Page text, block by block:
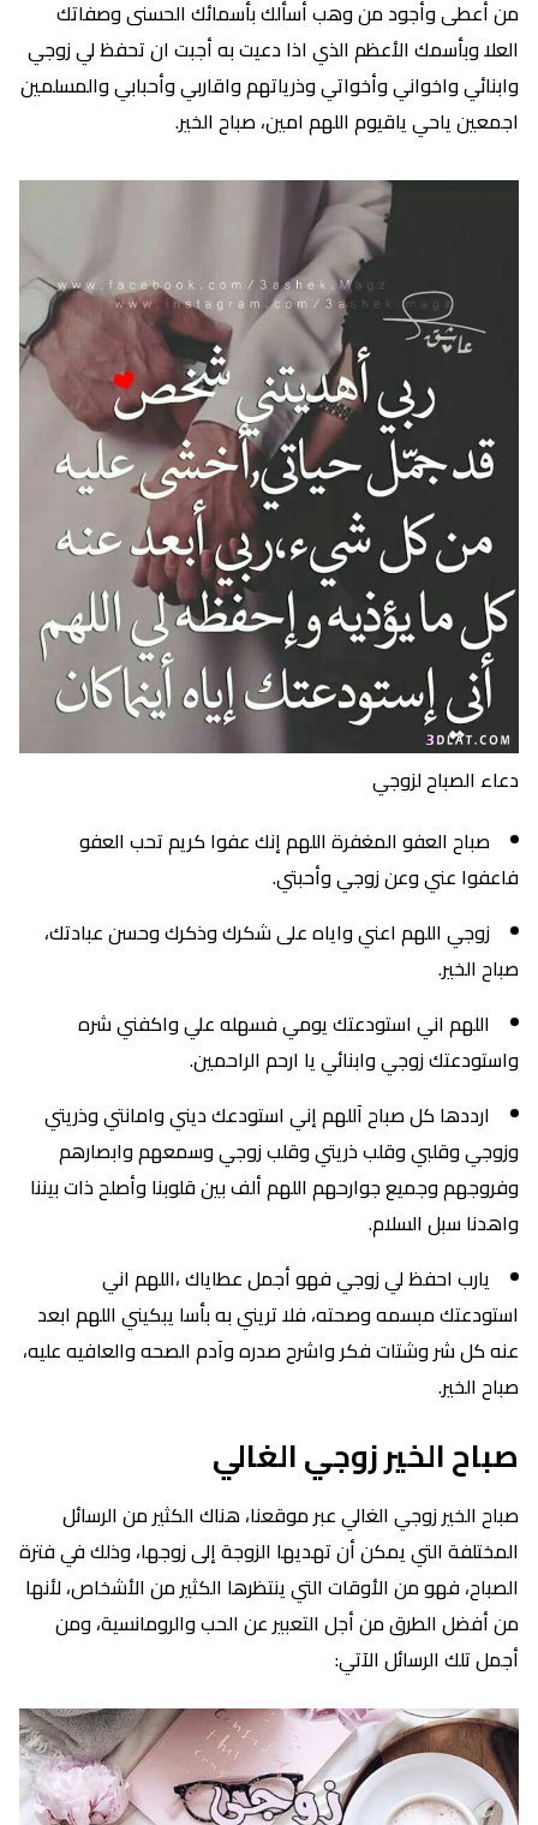
من أعطى وأجود من وهب أسألك بأسمائك الحسنى وصفاتك
العلا وبأسمك الأعظم الذي اذا دعيت به أجبت ان تحفظ لي زوجي
وابنائي واخواني وأخواتي وذرياتهم واقاربي وأحبابي والمسلمين
اجمعين ياحي ياقيوم اللهم امين، صباح الخير.
دعاء الصباح لزوجي
صباح العفو المغفرة اللهم إنك عفوا كريم تحب العفو
فاعفوا عني وعن زوجي وأحبتي.
زوجي اللهم اعني واياه على شكرك وذكرك وحسن عبادتك،
صباح الخير.
اللهم اني استودعتك يومي فسهله علي واكفني شره
واستودعتك زوجي وابنائي يا ارحم الراحمين.
ارددها كل صباح آللهم إني استودعك ديني وامانتي وذريتي
وزوجي وقلبي وقلب ذريتي وقلب زوجي وسمعهم وابصارهم
وفروجهم وجميع جوارحهم اللهم ألف بين قلوبنا وأصلح ذات بيننا
واهدنا سبل السلام.
يارب احفظ لي زوجي فهو أجمل عطاياك ،اللهم اني
استودعتك مبسمه وصحته، فلا تريني به بأسا يبكيني اللهم ابعد
عنه كل شر وشتات فكر واشرح صدره وآدم الصحه والعافيه عليه،
صباح الخير.
صباح الخير زوجي الغالي
صباح الخير زوجي الغالي عبر موقعنا، هناك الكثير من الرسائل
المختلفة التي يمكن أن تهديها الزوجة إلى زوجها، وذلك في فترة
الصباح، فهو من الأوقات التي ينتظرها الكثير من الأشخاص، لأنها
من أفضل الطرق من أجل التعبير عن الحب والرومانسية، ومن
أجمل تلك الرسائل الآتي: